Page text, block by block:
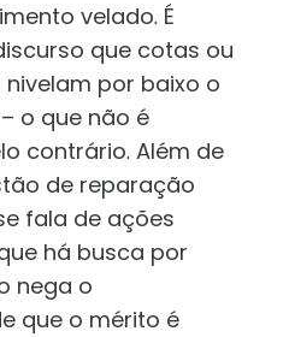
velado. É
que cotas ou
por baixo o
o que não é
contrário. Além de
de reparação
fala de ações
há busca por
nega o
que o mérito é